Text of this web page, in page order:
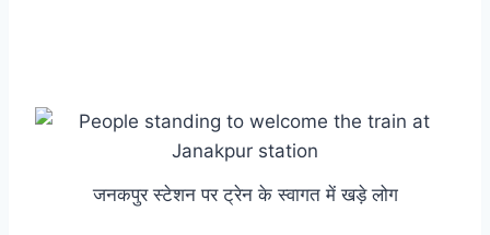
जनकपुर स्टेशन पर ट्रेन के स्वागत में खड़े लोग